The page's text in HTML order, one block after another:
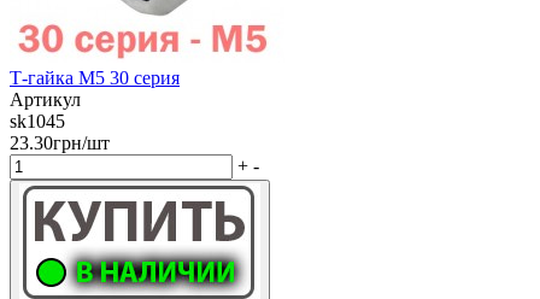
Т-гайка М5 30 серия
Артикул
sk1045
23.30грн/шт
+ -